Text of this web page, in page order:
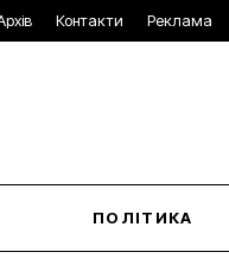
Контакти Реклама
ПОЛІТИКА